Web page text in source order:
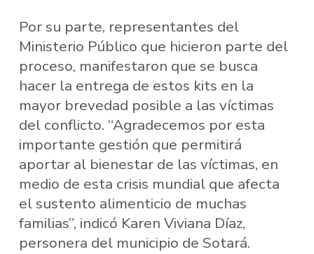
Por su parte, representantes del
Ministerio Público que hicieron parte del
proceso, manifestaron que se busca
hacer la entrega de estos kits en la
mayor brevedad posible a las víctimas
del conflicto. “Agradecemos por esta
importante gestión que permitirá
aportar al bienestar de las víctimas, en
medio de esta crisis mundial que afecta
el sustento alimenticio de muchas
familias”, indicó Karen Viviana Díaz,
personera del municipio de Sotará.